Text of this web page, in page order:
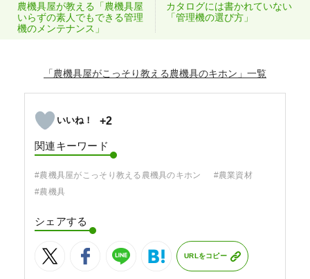
農機具屋が教える「農機具屋
いらずの素人でもできる管理
機のメンテナンス」
カタログには書かれていない
「管理機の選び方」
「農機具屋がこっそり教える農機具のキホン」
+2
関連キーワード
#農機具屋がこっそり教える農機具のキホン
#農業資材
#農機具
シェアする
URLをコピー